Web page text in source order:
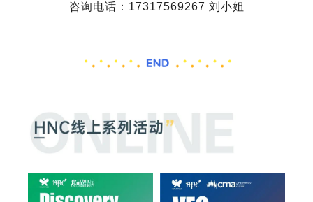
咨询电话：17317569267 刘小姐